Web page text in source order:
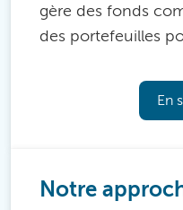
gère des fonds
des portefeuilles
En
Notre